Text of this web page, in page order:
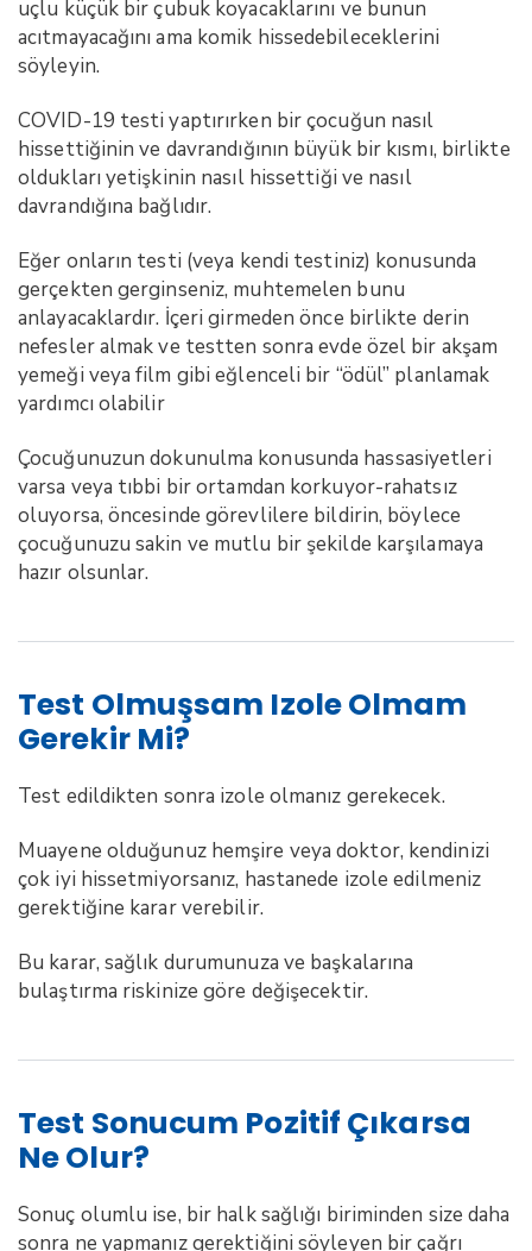
uçlu küçük bir çubuk koyacaklarını ve bunun
acıtmayacağını ama komik hissedebileceklerini
söyleyin.
COVID-19 testi yaptırırken bir çocuğun nasıl
hissettiğinin ve davrandığının büyük bir kısmı, birlikte
oldukları yetişkinin nasıl hissettiği ve nasıl
davrandığına bağlıdır.
Eğer onların testi (veya kendi testiniz) konusunda
gerçekten gerginseniz, muhtemelen bunu
anlayacaklardır. İçeri girmeden önce birlikte derin
nefesler almak ve testten sonra evde özel bir akşam
yemeği veya film gibi eğlenceli bir “ödül” planlamak
yardımcı olabilir
Çocuğunuzun dokunulma konusunda hassasiyetleri
varsa veya tıbbi bir ortamdan korkuyor-rahatsız
oluyorsa, öncesinde görevlilere bildirin, böylece
çocuğunuzu sakin ve mutlu bir şekilde karşılamaya
hazır olsunlar.
Test Olmuşsam Izole Olmam
Gerekir Mi?
Test edildikten sonra izole olmanız gerekecek.
Muayene olduğunuz hemşire veya doktor, kendinizi
çok iyi hissetmiyorsanız, hastanede izole edilmeniz
gerektiğine karar verebilir.
Bu karar, sağlık durumunuza ve başkalarına
bulaştırma riskinize göre değişecektir.
Test Sonucum Pozitif Çıkarsa
Ne Olur?
Sonuç olumlu ise, bir halk sağlığı biriminden size daha
sonra ne yapmanız gerektiğini söyleyen bir çağrı